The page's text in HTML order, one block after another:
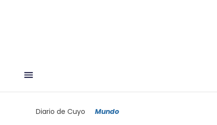
Diario de Cuyo Mundo